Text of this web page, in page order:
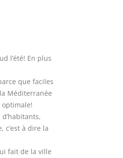
l’été! En plus
que faciles
Méditerranée
c’est à dire la
fait de la ville